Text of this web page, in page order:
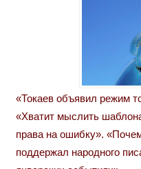
«Токаев объявил режим
«Хватит мыслить
права на ошибку».
поддержал народного